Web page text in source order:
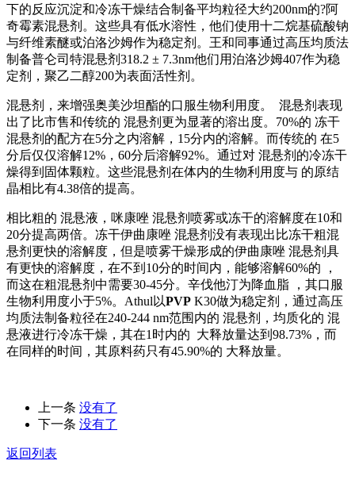
下的反应沉淀和冷冻干燥结合制备平均粒径大约200nm的?阿
奇霉素混悬剂。这些具有低水溶性，他们使用十二烷基硫酸钠
与纤维素醚或泊洛沙姆作为稳定剂。王和同事通过高压均质法
制备普仑司特混悬剂318.2 ± 7.3nm他们用泊洛沙姆407作为稳
定剂，聚乙二醇200为表面活性剂。
混悬剂，来增强奥美沙坦酯的口服生物利用度。 混悬剂表现
出了比市售和传统的 混悬剂更为显著的溶出度。70%的 冻干
混悬剂的配方在5分之内溶解，15分内的溶解。而传统的 在5
分后仅仅溶解12%，60分后溶解92%。通过对 混悬剂的冷冻干
燥得到固体颗粒。这些混悬剂在体内的生物利用度与 的原结
晶相比有4.38倍的提高。
相比粗的 混悬液，咪康唑 混悬剂喷雾或冻干的溶解度在10和
20分提高两倍。冻干伊曲康唑 混悬剂没有表现出比冻干粗混
悬剂更快的溶解度，但是喷雾干燥形成的伊曲康唑 混悬剂具
有更快的溶解度，在不到10分的时间内，能够溶解60%的 ，
而这在粗混悬剂中需要30-45分。辛伐他汀为降血脂 ，其口服
生物利用度小于5%。Athul以PVP K30做为稳定剂，通过高压
均质法制备粒径在240-244 nm范围内的 混悬剂，均质化的 混
悬液进行冷冻干燥，其在1时内的 大释放量达到98.73%，而
在同样的时间，其原料药只有45.90%的 大释放量。
上一条 没有了
下一条 没有了
返回列表